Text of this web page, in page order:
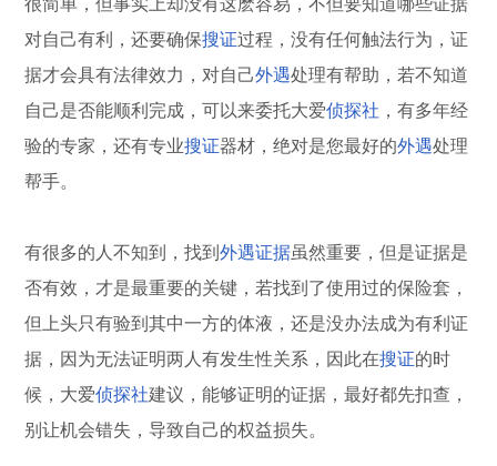
对自己有利，还要确保搜证过程，没有任何触法行为，证
据才会具有法律效力，对自己外遇处理有帮助，若不知道
自己是否能顺利完成，可以来委托大爱侦探社 ，有多年经
验的专家，还有专业搜证器材，绝对是您最好的外遇处理
帮手。
有很多的人不知到，找到外遇证据虽然重要，但是证据是
否有效，才是最重要的关键，若找到了使用过的保险套，
但上头只有验到其中一方的体液，还是没办法成为有利证
据，因为无法证明两人有发生性关系，因此在搜证的时
候，大爱侦探社建议，能够证明的证据，最好都先扣查，
别让机会错失，导致自己的权益损失。